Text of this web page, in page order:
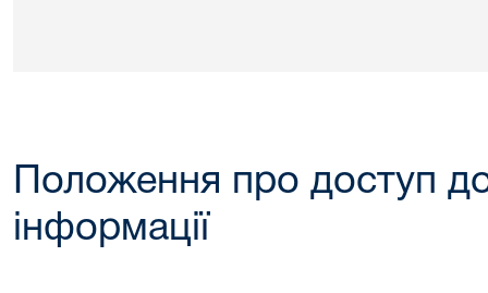
Положення про доступ до
інформації